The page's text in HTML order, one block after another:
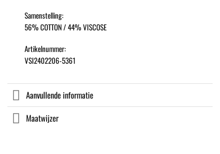
Samenstelling:
56% COTTON / 44% VISCOSE
Artikelnummer:
VSI2402206-5361
Aanvullende informatie
Maatwijzer